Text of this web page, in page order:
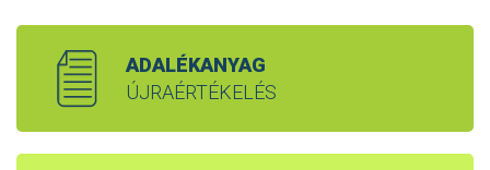
ADALÉKANYAG
ÚJRAÉRTÉKELÉS